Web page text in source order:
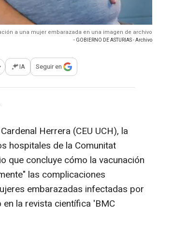
a una mujer embarazada en una imagen de archivo
- GOBIERNO DE ASTURIAS - Archivo
opciones para compartir
IA Seguir en
Herrera (CEU UCH), la
hospitales de la Comunitat
que concluye cómo la vacunación
las complicaciones
embarazadas infectadas por
en la revista científica 'BMC